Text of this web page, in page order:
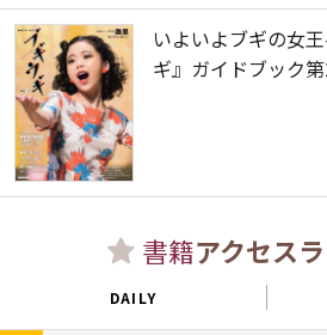
いよいよブギの女
ギ』ガイドブック
書籍アクセス
DAILY